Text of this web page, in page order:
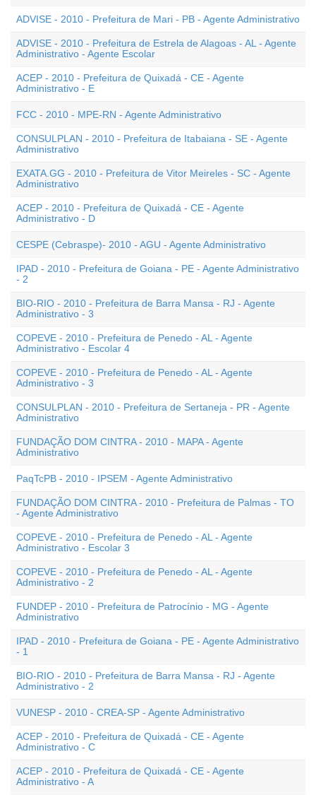
ADVISE - 2010 - Prefeitura de Mari - PB - Agente Administrativo
ADVISE - 2010 - Prefeitura de Estrela de Alagoas - AL - Agente
Administrativo - Agente Escolar
ACEP - 2010 - Prefeitura de Quixadá - CE - Agente
Administrativo - E
FCC - 2010 - MPE-RN - Agente Administrativo
CONSULPLAN - 2010 - Prefeitura de Itabaiana - SE - Agente
Administrativo
EXATA.GG - 2010 - Prefeitura de Vitor Meireles - SC - Agente
Administrativo
ACEP - 2010 - Prefeitura de Quixadá - CE - Agente
Administrativo - D
CESPE (Cebraspe)- 2010 - AGU - Agente Administrativo
IPAD - 2010 - Prefeitura de Goiana - PE - Agente Administrativo
- 2
BIO-RIO - 2010 - Prefeitura de Barra Mansa - RJ - Agente
Administrativo - 3
COPEVE - 2010 - Prefeitura de Penedo - AL - Agente
Administrativo - Escolar 4
COPEVE - 2010 - Prefeitura de Penedo - AL - Agente
Administrativo - 3
CONSULPLAN - 2010 - Prefeitura de Sertaneja - PR - Agente
Administrativo
FUNDAÇÃO DOM CINTRA - 2010 - MAPA - Agente
Administrativo
PaqTcPB - 2010 - IPSEM - Agente Administrativo
FUNDAÇÃO DOM CINTRA - 2010 - Prefeitura de Palmas - TO
- Agente Administrativo
COPEVE - 2010 - Prefeitura de Penedo - AL - Agente
Administrativo - Escolar 3
COPEVE - 2010 - Prefeitura de Penedo - AL - Agente
Administrativo - 2
FUNDEP - 2010 - Prefeitura de Patrocínio - MG - Agente
Administrativo
IPAD - 2010 - Prefeitura de Goiana - PE - Agente Administrativo
- 1
BIO-RIO - 2010 - Prefeitura de Barra Mansa - RJ - Agente
Administrativo - 2
VUNESP - 2010 - CREA-SP - Agente Administrativo
ACEP - 2010 - Prefeitura de Quixadá - CE - Agente
Administrativo - C
ACEP - 2010 - Prefeitura de Quixadá - CE - Agente
Administrativo - A